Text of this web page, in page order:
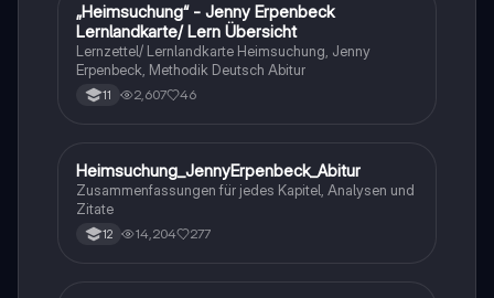
Deutsch
„Heimsuchung“ - Jenny Erpenbeck
Lernlandkarte/ Lern Übersicht
Lernzettel/ Lernlandkarte Heimsuchung, Jenny
Erpenbeck, Methodik Deutsch Abitur
11 2,607 46
Deutsch
Heimsuchung_JennyErpenbeck_Abitur
Zusammenfassungen für jedes Kapitel, Analysen und
Zitate
12 14,204 277